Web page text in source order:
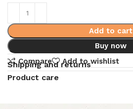
Add to cart
Buy now
Compare
Add to wishlist
Shipping and returns
Product care